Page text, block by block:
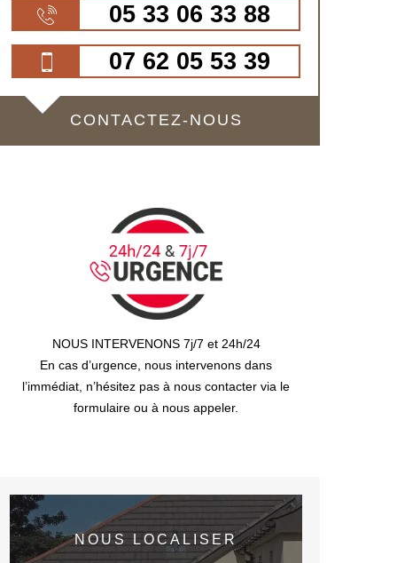
05 33 06 33 88
07 62 05 53 39
CONTACTEZ-NOUS
NOUS INTERVENONS 7j/7 et 24h/24
En cas d’urgence, nous intervenons dans
l’immédiat, n’hésitez pas à nous contacter via le
formulaire ou à nous appeler.
NOUS LOCALISER